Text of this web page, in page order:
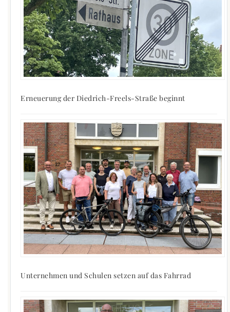
Erneuerung der Diedrich-Freels-Straße beginnt
Unternehmen und Schulen setzen auf das Fahrrad